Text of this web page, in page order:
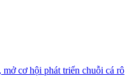
cơ hội phát triển chuỗi cá rô